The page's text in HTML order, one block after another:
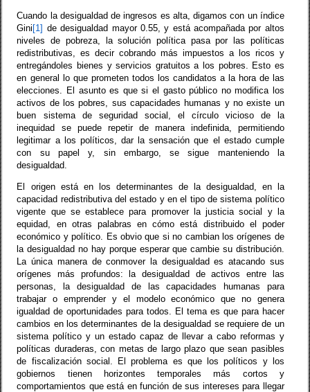
Cuando la desigualdad de ingresos es alta, digamos con un índice
Gini[1] de desigualdad mayor 0.55, y está acompañada por altos
niveles de pobreza, la solución política pasa por las políticas
redistributivas, es decir cobrando más impuestos a los ricos y
entregándoles bienes y servicios gratuitos a los pobres. Esto es
en general lo que prometen todos los candidatos a la hora de las
elecciones. El asunto es que si el gasto público no modifica los
activos de los pobres, sus capacidades humanas y no existe un
buen sistema de seguridad social, el círculo vicioso de la
inequidad se puede repetir de manera indefinida, permitiendo
legitimar a los políticos, dar la sensación que el estado cumple
con su papel y, sin embargo, se sigue manteniendo la
desigualdad.
El origen está en los determinantes de la desigualdad, en la
capacidad redistributiva del estado y en el tipo de sistema político
vigente que se establece para promover la justicia social y la
equidad, en otras palabras en cómo está distribuido el poder
económico y político. Es obvio que si no cambian los orígenes de
la desigualdad no hay porque esperar que cambie su distribución.
La única manera de conmover la desigualdad es atacando sus
orígenes más profundos: la desigualdad de activos entre las
personas, la desigualdad de las capacidades humanas para
trabajar o emprender y el modelo económico que no genera
igualdad de oportunidades para todos. El tema es que para hacer
cambios en los determinantes de la desigualdad se requiere de un
sistema político y un estado capaz de llevar a cabo reformas y
políticas duraderas, con metas de largo plazo que sean pasibles
de fiscalización social. El problema es que los políticos y los
gobiernos tienen horizontes temporales más cortos y
comportamientos que está en función de sus intereses para llegar